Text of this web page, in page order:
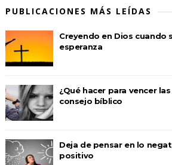
PUBLICACIONES MÁS LEÍDAS
Creyendo en Dios cuando
esperanza
¿Qué hacer para vencer
consejo bíblico
Deja de pensar en lo
positivo